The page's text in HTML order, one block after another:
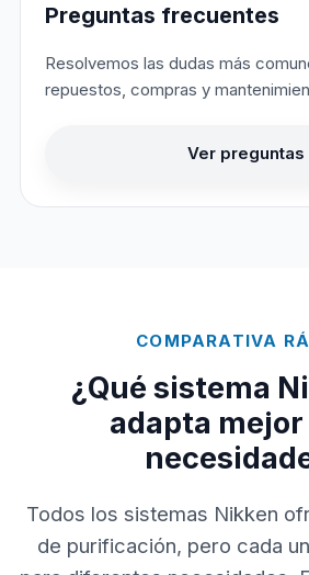
Preguntas frecuentes
Resolvemos las dudas más
repuestos, compras y
Ver preguntas
COMPARATIVA
¿Qué sistema
adapta
Todos los sistemas Nikken
de purificación, pero cada